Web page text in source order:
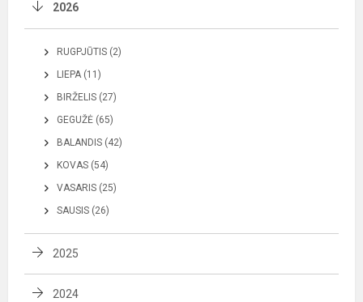
2026
RUGPJŪTIS (2)
LIEPA (11)
BIRŽELIS (27)
GEGUŽĖ (65)
BALANDIS (42)
KOVAS (54)
VASARIS (25)
SAUSIS (26)
2025
2024